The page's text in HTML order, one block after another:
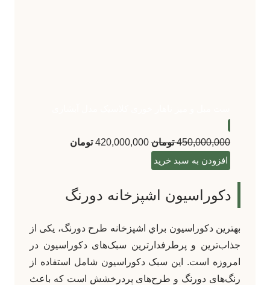
450,000,000 تومان 420,000,000 تومان
افزودن به سبد خرید
دکوراسیون اشپزخانه دورنگ
بهترين دکوراسيون براي اشپزخانه طرح دورنگ، یکی از
جذاب‌ترین و پرطرفدارترین سبک‌های دکوراسیون در
امروزه است. این سبک دکوراسیون شامل استفاده از
رنگ‌های دورنگ و طرح‌های پردرخشش است که باعث